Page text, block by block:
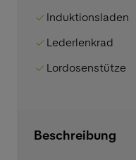
Induktionsladen
Lederlenkrad
Lordosenstütze
Beschreibung